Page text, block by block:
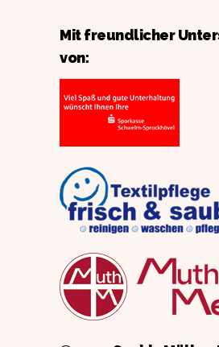
Mit freundlicher
von: